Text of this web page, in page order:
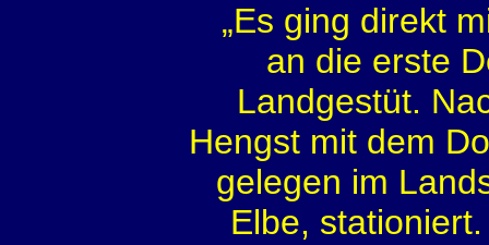
„Es ging direkt
an die erste
Landgestüt.
Hengst mit dem
gelegen im
Elbe,